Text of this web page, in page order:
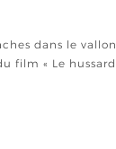
dans le vallon
film « Le hussard